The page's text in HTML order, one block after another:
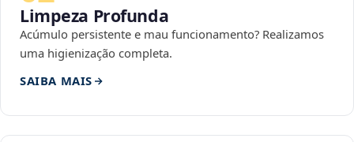
Limpeza Profunda
Acúmulo persistente e mau funcionamento? Realizamos
uma higienização completa.
SAIBA MAIS